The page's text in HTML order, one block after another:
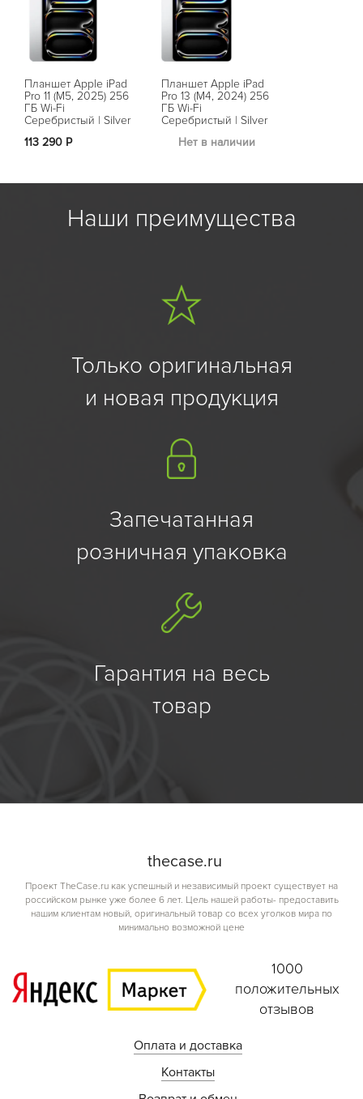
Планшет Apple iPad
Pro 11 (M5, 2025) 256
ГБ Wi-Fi
Серебристый | Silver
113 290 Р
Планшет Apple iPad
Pro 13 (M4, 2024) 256
ГБ Wi-Fi
Серебристый | Silver
Нет в наличии
Наши преимущества
Только оригинальная
и новая продукция
Запечатанная
розничная упаковка
Гарантия на весь
товар
thecase.ru
Проект TheCase.ru как успешный и независимый проект существует на
российском рынке уже более 6 лет. Цель нашей работы- предоставить
нашим клиентам новый, оригинальный товар со всех уголков мира по
минимально возможной цене
1000
положительных
отзывов
Оплата и доставка
Контакты